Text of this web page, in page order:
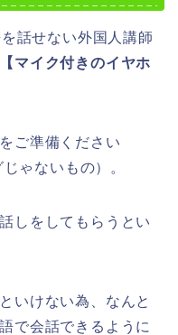
話せない外国人講師
【マイク付きのイヤホ
ご準備ください
ゃないもの）。
しをしてもらうとい
いけない為、なんと
で会話できるように